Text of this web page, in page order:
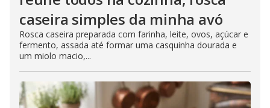
caseira simples da minha avó
Rosca caseira preparada com farinha, leite, ovos, açúcar e
fermento, assada até formar uma casquinha dourada e
um miolo macio,...